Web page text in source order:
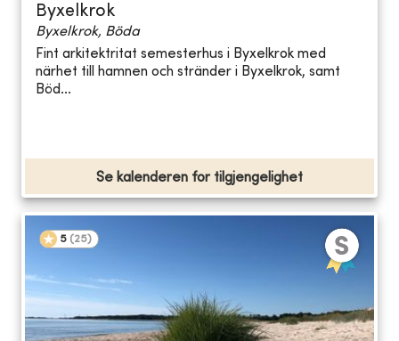
Byxelkrok
Byxelkrok, Böda
Fint arkitektritat semesterhus i Byxelkrok med
närhet till hamnen och stränder i Byxelkrok, samt
Böd...
Se kalenderen for tilgjengelighet
5 (25)